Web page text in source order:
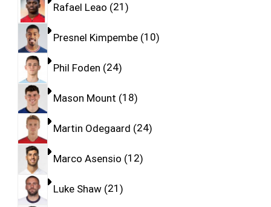
Rafael Leao 21
Presnel Kimpembe 10
Phil Foden 24
Mason Mount 18
Martin Odegaard 24
Marco Asensio 12
Luke Shaw 21